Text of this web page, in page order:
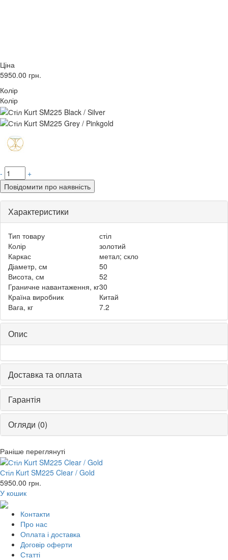
Ціна
5950.00 грн.
Колір
Колір
-
+
Повідомити про наявність
Характеристики
Тип товару
стіл
Колір
золотий
Каркас
метал; скло
Діаметр, см
50
Висота, см
52
Граничне навантаження, кг30
Країна виробник
Китай
Вага, кг
7.2
Опис
Доставка та оплата
Гарантія
Огляди (0)
Раніше переглянуті
Стіл Kurt SM225 Clear / Gold
5950.00 грн.
У кошик
Контакти
Про нас
Оплата і доставка
Договір оферти
Статті